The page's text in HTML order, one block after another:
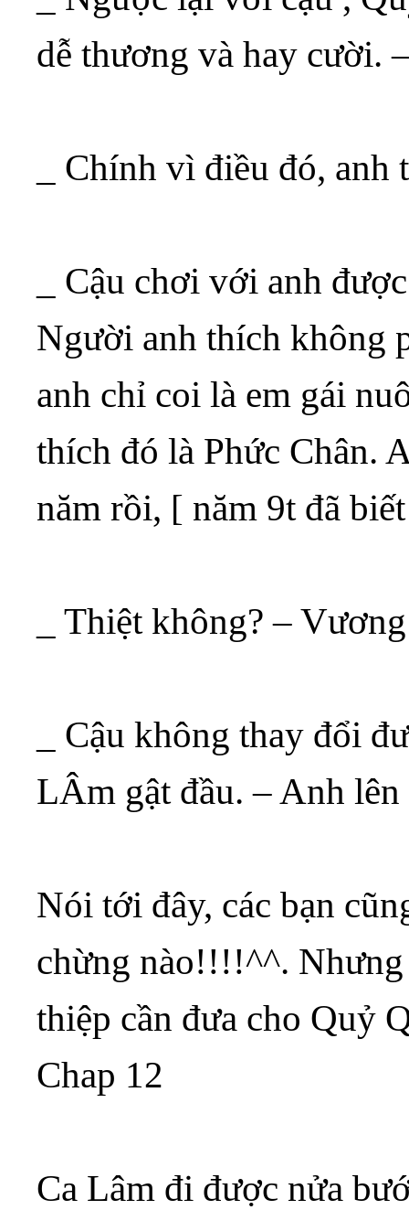
dễ thương và hay cười.
_ Chính vì điều đó,
_ Cậu chơi với anh
Người anh thích không
anh chỉ coi là em gái
thích đó là Phức Chân.
năm rồi, [ năm 9t đã
_ Thiệt không? –
_ Cậu không thay đổi
LÂm gật đầu. – Anh
Nói tới đây, các bạn
chừng nào!!!!^^.
thiệp cần đưa cho Quỷ
Chap 12
Ca Lâm đi được nửa